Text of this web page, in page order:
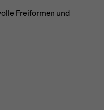
Freiformen und